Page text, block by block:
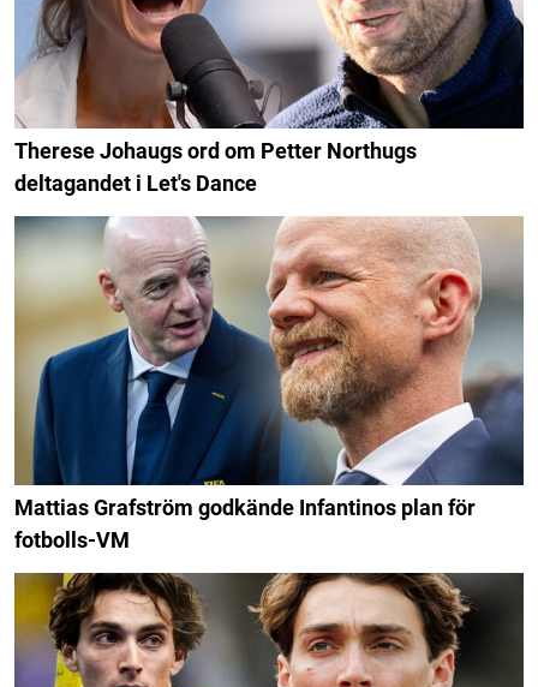
Therese Johaugs ord om Petter Northugs
deltagandet i Let's Dance
Mattias Grafström godkände Infantinos plan för
fotbolls-VM